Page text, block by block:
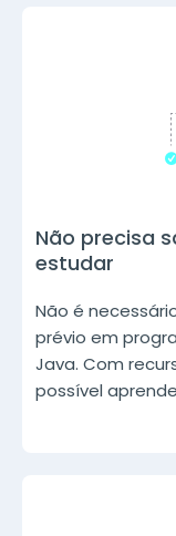
Não precisa
estudar
Não é
prévio em
Java. Com
possível